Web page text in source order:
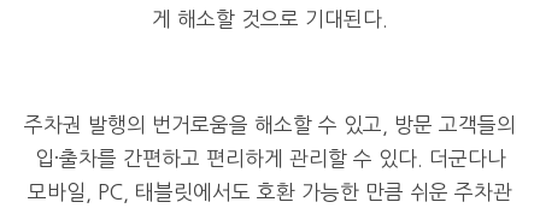
게 해소할 것으로 기대된다
주차권 발행의 번거로움을 해소할 수 있고
방문 고객들의
입·출차를 간편하고 편리하게 관리할 수 있다. 더군다나
모바일
, PC, 태블릿에서도 호환 가능한 만큼 쉬운 주차관